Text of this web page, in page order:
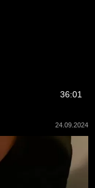
36:01
24.09.2024